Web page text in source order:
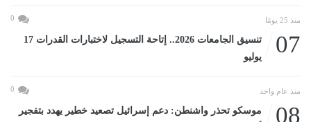
منذ 25 يومًا 0
07
تنسيق الجامعات 2026.. إتاحة التسجيل لاختبارات القدرات 17
يوليو
منذ عام واحد 0
08
موسكو تحذر واشنطن: دعم إسرائيل تصعيد خطير يهدد بتفجير